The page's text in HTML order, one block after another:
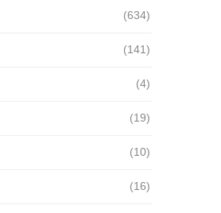
(634)
(141)
(4)
(19)
(10)
(16)